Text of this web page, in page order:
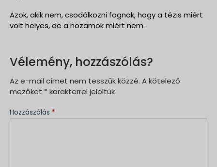
Azok, akik nem, csodálkozni fognak, hogy a tézis miért
volt helyes, de a hozamok miért nem.
Vélemény, hozzászólás?
Az e-mail címet nem tesszük közzé. A kötelező
mezőket * karakterrel jelöltük
Hozzászólás *